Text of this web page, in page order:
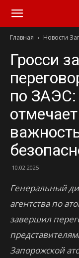
Главная Новости
Гросси
по
10.02.2025
Генеральный
агентства по
завершил
Запорожской